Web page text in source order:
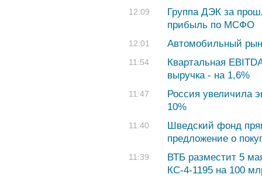
12:09
Группа ДЭК за
прибыль по МСФО
12:01 Автомобильный
11:54
Квартальная
выручка - на 1,6%
11:47
Россия увеличила
10%
11:40
Шведский фонд
предложение о
11:39
ВТБ разместит 5
КС-4-1195 на 100